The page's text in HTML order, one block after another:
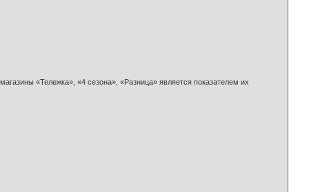
«Тележка», «4 сезона», «Разница» является показателем их